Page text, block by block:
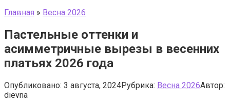
Главная » Весна 2026
Пастельные оттенки и
асимметричные вырезы в весенних
платьях 2026 года
Опубликовано: 3 августа, 2024Рубрика: Весна 2026Автор:
dievna